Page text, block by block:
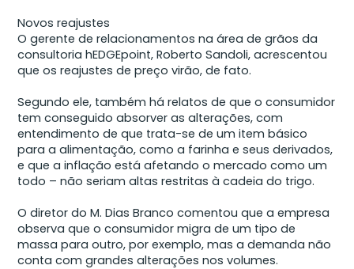
Novos reajustes
O gerente de relacionamentos na área de grãos da
consultoria hEDGEpoint, Roberto Sandoli, acrescentou
que os reajustes de preço virão, de fato.
Segundo ele, também há relatos de que o consumidor
tem conseguido absorver as alterações, com
entendimento de que trata-se de um item básico
para a alimentação, como a farinha e seus derivados,
e que a inflação está afetando o mercado como um
todo – não seriam altas restritas à cadeia do trigo.
O diretor do M. Dias Branco comentou que a empresa
observa que o consumidor migra de um tipo de
massa para outro, por exemplo, mas a demanda não
conta com grandes alterações nos volumes.